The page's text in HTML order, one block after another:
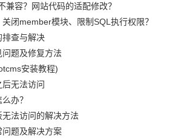
兼容？网站代码的适配修改？
闭member模块、限制SQL执行权限？
排查与解决
题及修复方法
安装教程)
无法访问
办？
法访问的解决方法
问题及解决方案